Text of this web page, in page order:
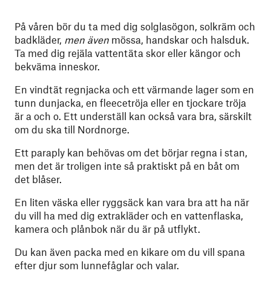
På våren bör du ta med dig solglasögon, solkräm och
badkläder, men även mössa, handskar och halsduk.
Ta med dig rejäla vattentäta skor eller kängor och
bekväma inneskor.
En vindtät regnjacka och ett värmande lager som en
tunn dunjacka, en fleecetröja eller en tjockare tröja
är a och o. Ett underställ kan också vara bra, särskilt
om du ska till Nordnorge.
Ett paraply kan behövas om det börjar regna i stan,
men det är troligen inte så praktiskt på en båt om
det blåser.
En liten väska eller ryggsäck kan vara bra att ha när
du vill ha med dig extrakläder och en vattenflaska,
kamera och plånbok när du är på utflykt.
Du kan även packa med en kikare om du vill spana
efter djur som lunnefåglar och valar.